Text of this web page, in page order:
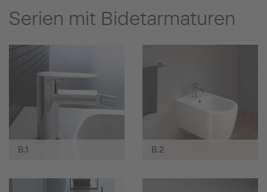
Serien mit Bidetarmaturen
B.1 B.2